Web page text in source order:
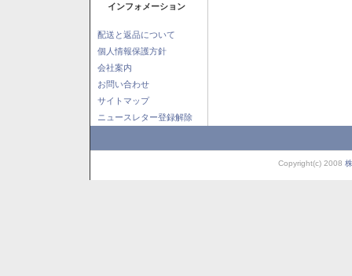
インフォメーション
配送と返品について
個人情報保護方針
会社案内
お問い合わせ
サイトマップ
ニュースレター登録解除
Copyright(c) 2008